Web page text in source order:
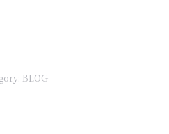
BLOG